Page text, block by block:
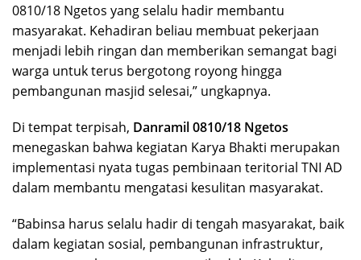
0810/18 Ngetos yang selalu hadir membantu
masyarakat. Kehadiran beliau membuat pekerjaan
menjadi lebih ringan dan memberikan semangat bagi
warga untuk terus bergotong royong hingga
pembangunan masjid selesai,” ungkapnya.
Di tempat terpisah, Danramil 0810/18 Ngetos
menegaskan bahwa kegiatan Karya Bhakti merupakan
implementasi nyata tugas pembinaan teritorial TNI AD
dalam membantu mengatasi kesulitan masyarakat.
“Babinsa harus selalu hadir di tengah masyarakat, baik
dalam kegiatan sosial, pembangunan infrastruktur,